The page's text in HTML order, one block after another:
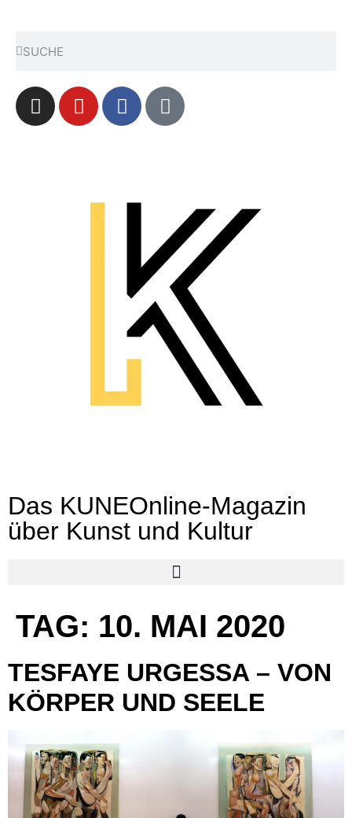
Das KUNEOnline-Magazin
über Kunst und Kultur
TAG: 10. MAI 2020
TESFAYE URGESSA – VON
KÖRPER UND SEELE